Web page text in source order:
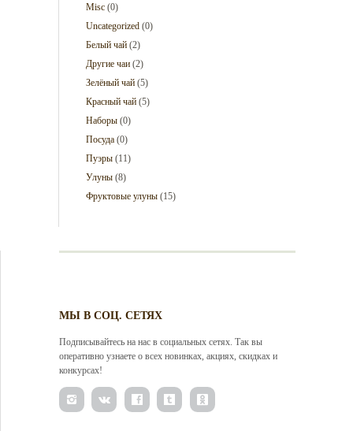
Misc (0)
Uncategorized (0)
Белый чай (2)
Другие чаи (2)
Зелёный чай (5)
Красный чай (5)
Наборы (0)
Посуда (0)
Пуэры (11)
Улуны (8)
Фруктовые улуны (15)
МЫ В СОЦ. СЕТЯХ
Подписывайтесь на нас в социальных сетях. Так вы
оперативно узнаете о всех новинках, акциях, скидках и
конкурсах!